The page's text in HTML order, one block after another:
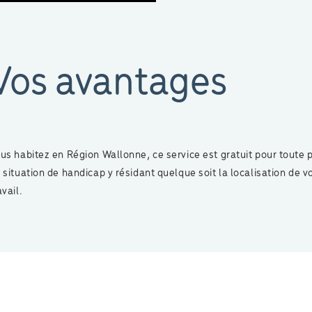
avantages
habitez en Région Wallonne, ce service est gratuit pour toute
situation de handicap y résidant quelque soit la localisation de